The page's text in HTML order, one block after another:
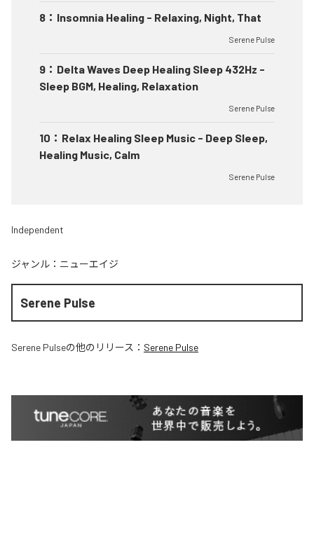
8 ： Insomnia Healing - Relaxing, Night, That
Serene Pulse
9 ： Delta Waves Deep Healing Sleep 432Hz -
Sleep BGM, Healing, Relaxation
Serene Pulse
10 ： Relax Healing Sleep Music - Deep Sleep,
Healing Music, Calm
Serene Pulse
Independent
ジャンル： ニューエイジ
Serene Pulse
Serene Pulseの他のリリース： Serene Pulse